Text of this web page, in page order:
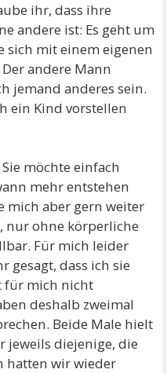
ihr, dass ihre
andere ist: Es geht um
sich mit einem eigenen
andere Mann
jemand anderes sein.
ein Kind vorstellen
möchte einfach
mehr entstehen
mich aber gern weiter
nur ohne körperliche
Für mich leider
gesagt, dass ich sie
für mich nicht
deshalb zweimal
Beide Male hielt
jeweils diejenige, die
hatten wir wieder